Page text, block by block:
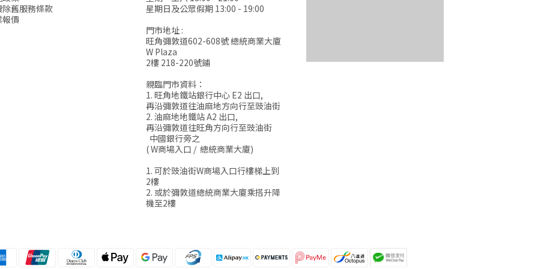
除舊服務條款
價
星期日及公眾假期 13:00 - 19:00
門市地址 :
旺角彌敦道602-608號 總統商業大廈
W Plaza
2樓 218-220號鋪
親臨門市資料：
1. 旺角地鐵站銀行中心 E2 出口,
再沿彌敦道往油麻地方向行至豉油街
2. 油麻地地鐵站 A2 出口,
再沿彌敦道往旺角方向行至豉油街
中國銀行旁之
( W商場入口 / 總統商業大廈)
1. 可於豉油街W商場入口行樓梯上到
2樓
2. 或於彌敦道總統商業大廈乘搭升降
機至2樓